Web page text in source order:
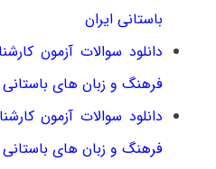
باستانی ایران
فرهنگ و زبان های باستانی
فرهنگ و زبان های باستانی